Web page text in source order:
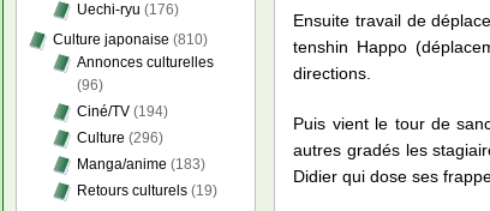
Ensuite travail de
tenshin Happo
directions.
Puis vient le tour de
autres gradés les
Didier qui dose ses
Uechi-ryu (176)
Culture japonaise (810)
Annonces culturelles
(96)
Ciné/TV (194)
Culture (296)
Manga/anime (183)
Retours culturels (19)